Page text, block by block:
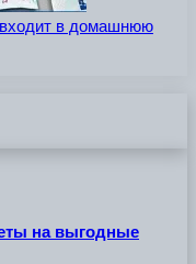
в домашнюю
на выгодные